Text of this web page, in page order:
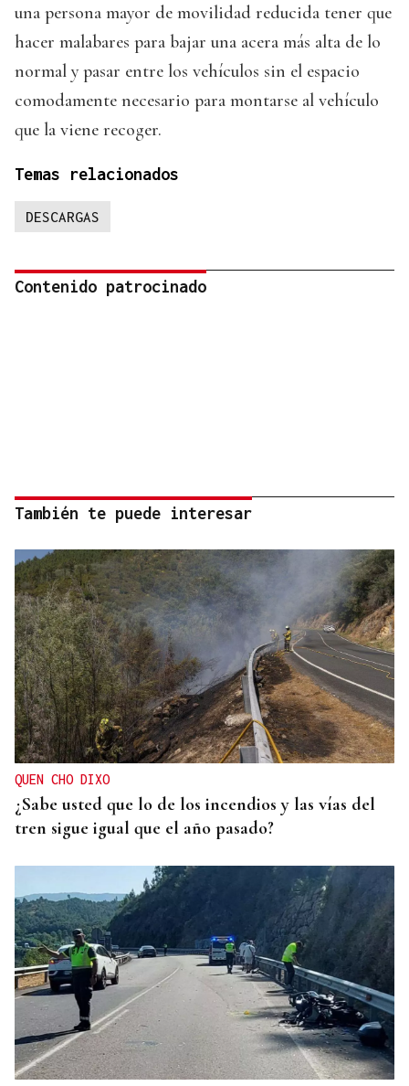
una persona mayor de movilidad reducida tener que
hacer malabares para bajar una acera más alta de lo
normal y pasar entre los vehículos sin el espacio
comodamente necesario para montarse al vehículo
que la viene recoger.
Temas relacionados
DESCARGAS
Contenido patrocinado
También te puede interesar
QUEN CHO DIXO
¿Sabe usted que lo de los incendios y las vías del
tren sigue igual que el año pasado?